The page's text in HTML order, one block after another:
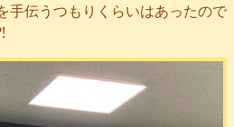
手伝うつもりくらいはあったので